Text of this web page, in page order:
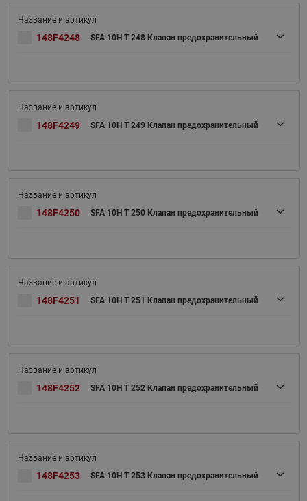
148F4248 SFA 10H T 248 Клапан предохранительный
148F4249 SFA 10H T 249 Клапан предохранительный
148F4250 SFA 10H T 250 Клапан предохранительный
148F4251 SFA 10H T 251 Клапан предохранительный
148F4252 SFA 10H T 252 Клапан предохранительный
148F4253 SFA 10H T 253 Клапан предохранительный